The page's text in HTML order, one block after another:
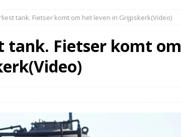
gewond na incident openluchtbad Groningen(Video)
in brand Assen
DRENTHE
tank. Fietser komt om het leven in Grijpskerk(Video)
Fietser komt om